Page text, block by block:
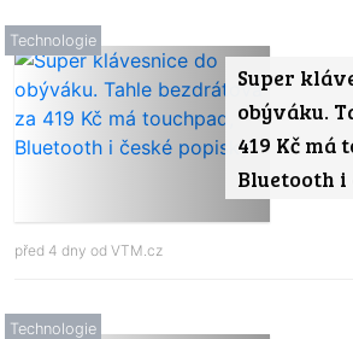
Super
obýváku.
419 Kč má
Bluetooth
Technologie
před 4 dny od VTM.cz
Technologie